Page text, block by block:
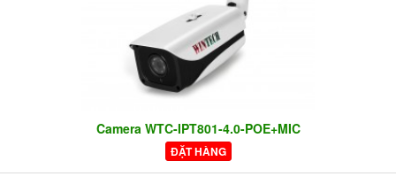
Camera WTC-IPT801-4.0-POE+MIC
ĐẶT HÀNG